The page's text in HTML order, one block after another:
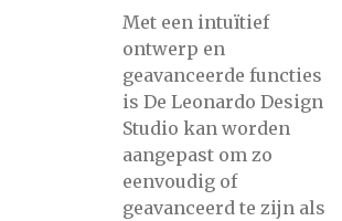
Met een intuïtief
ontwerp en
geavanceerde functies
is De Leonardo Design
Studio kan worden
aangepast om zo
eenvoudig of
geavanceerd te zijn als